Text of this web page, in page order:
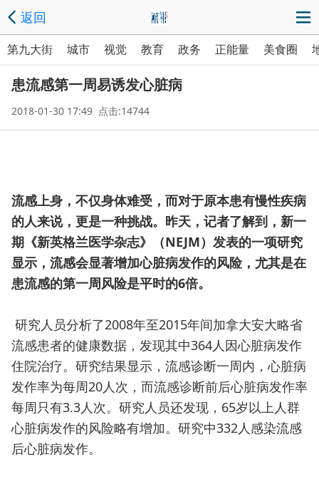
返回
第九大街 城市 视觉 教育 政务 正能量 美食圈
患流感第一周易诱发心脏病
2018-01-30 17:49 点击:14744
流感上身，不仅身体难受，而对于原本患有慢性疾病
的人来说，更是一种挑战。昨天，记者了解到，新一
期《新英格兰医学杂志》（NEJM）发表的一项研究
显示，流感会显著增加心脏病发作的风险，尤其是在
患流感的第一周风险是平时的6倍。
研究人员分析了2008年至2015年间加拿大安大略省
流感患者的健康数据，发现其中364人因心脏病发作
住院治疗。研究结果显示，流感诊断一周内，心脏病
发作率为每周20人次，而流感诊断前后心脏病发作率
每周只有3.3人次。研究人员还发现，65岁以上人群
心脏病发作的风险略有增加。研究中332人感染流感
后心脏病发作。